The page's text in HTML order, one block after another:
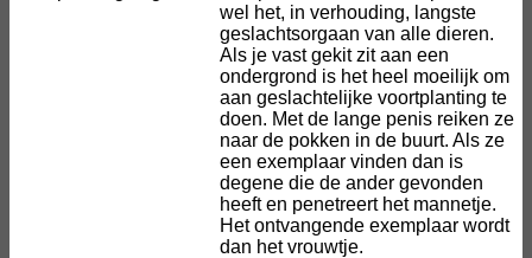
wel het, in verhouding, langste
geslachtsorgaan van alle dieren.
Als je vast gekit zit aan een
ondergrond is het heel moeilijk om
aan geslachtelijke voortplanting te
doen. Met de lange penis reiken ze
naar de pokken in de buurt. Als ze
een exemplaar vinden dan is
degene die de ander gevonden
heeft en penetreert het mannetje.
Het ontvangende exemplaar wordt
dan het vrouwtje.